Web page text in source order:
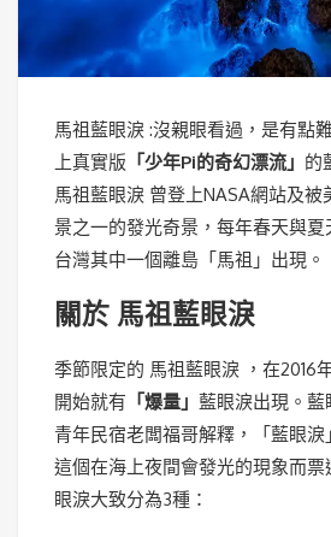
馬祖藍眼淚 :沒親眼看過，是有點
上真實版 「少年Pi的奇幻漂流」 的
馬祖藍眼淚 曾登上NASA網站及被
景之一的發光奇景，每年春天與
台灣其中一個離島「馬祖」出現。
關於 馬祖藍眼淚
季節限定的 馬祖藍眼淚 ，在2016
開始就有 「爆量」 藍眼淚出現。藍
青年民宿老闆福哥解釋，「藍眼
這個在海上夜間會發光的現象而
眼淚大致分為3種：